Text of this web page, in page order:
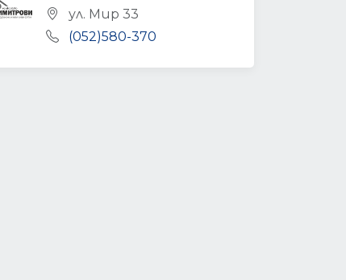
ул. Мир 33
(052)580-370